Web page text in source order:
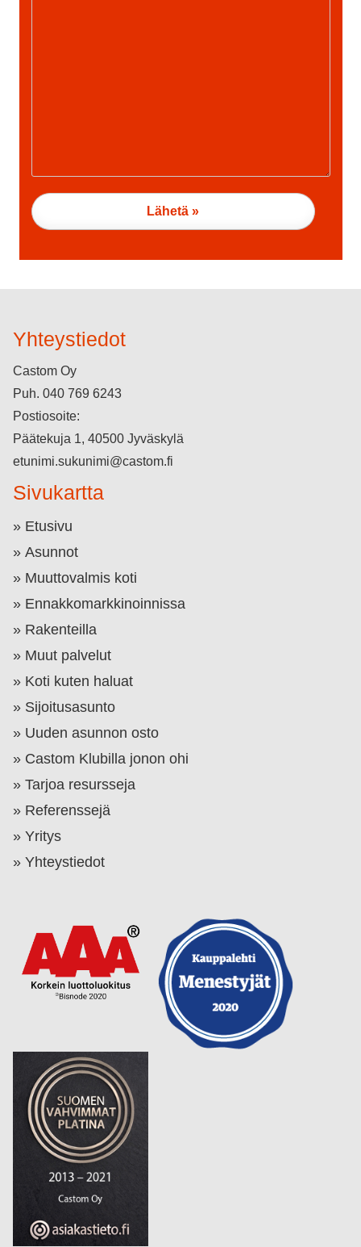
Yhteystiedot
Castom Oy
Puh. 040 769 6243
Postiosoite:
Päätekuja 1, 40500 Jyväskylä
etunimi.sukunimi@castom.fi
Sivukartta
Etusivu
Asunnot
Muuttovalmis koti
Ennakkomarkkinoinnissa
Rakenteilla
Muut palvelut
Koti kuten haluat
Sijoitusasunto
Uuden asunnon osto
Castom Klubilla jonon ohi
Tarjoa resursseja
Referenssejä
Yritys
Yhteystiedot